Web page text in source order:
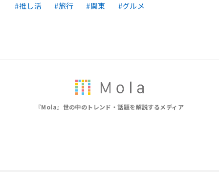
推し活
旅行 関東 グルメ
『Mola』世の中のトレンド・話題を解説するメディア